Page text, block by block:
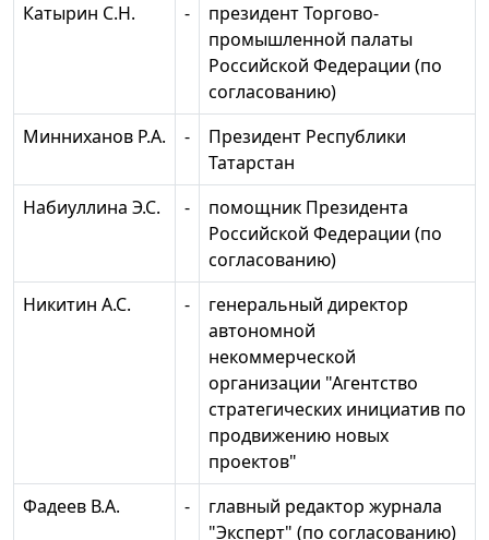
Катырин С.Н.
-
президент Торгово-
промышленной палаты
Российской Федерации (по
согласованию)
Минниханов Р.А.
-
Президент Республики
Татарстан
Набиуллина Э.С.
-
помощник Президента
Российской Федерации (по
согласованию)
Никитин А.С.
-
генеральный директор
автономной
некоммерческой
организации "Агентство
стратегических инициатив по
продвижению новых
проектов"
Фадеев В.А.
-
главный редактор журнала
"Эксперт" (по согласованию)